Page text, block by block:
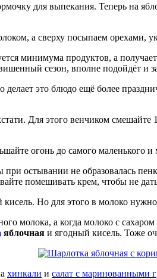
для выпекания. Теперь на
а сверху посыпаем орехами,
минимума продуктов, а
сезон, вполне подойдёт и
это блюдо ещё более
Для этого венчиком
огонь до самого маленького
остывании не образовалась
помешивать крем, чтобы не
Но для этого в молоко
молока, а когда молоко с
яблочная и ягодный кисель. Тоже
хинкали и салат с маринованными